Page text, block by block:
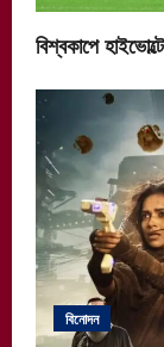
বিশ্বকাপে
বিনোদন